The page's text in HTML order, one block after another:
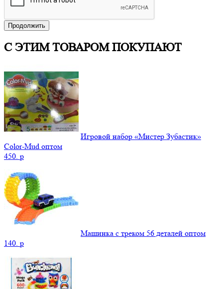
Продолжить
С ЭТИМ ТОВАРОМ ПОКУПАЮТ
Игровой набор «Мистер Зубастик»
Color-Mud оптом
450. p
Машинка с треком 56 деталей оптом
140. p